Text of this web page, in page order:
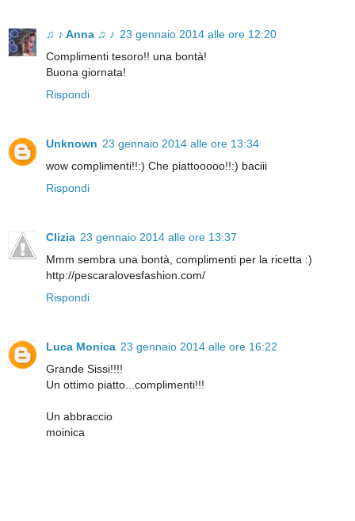
♫ ♪ Anna ♫ ♪ 23 gennaio 2014 alle ore 12:20
Complimenti tesoro!! una bontà!
Buona giornata!
Rispondi
Unknown 23 gennaio 2014 alle ore 13:34
wow complimenti!!:) Che piattooooo!!:) baciii
Rispondi
Clizia 23 gennaio 2014 alle ore 13:37
Mmm sembra una bontà, complimenti per la ricetta :)
http://pescaralovesfashion.com/
Rispondi
Luca Monica 23 gennaio 2014 alle ore 16:22
Grande Sissi!!!!
Un ottimo piatto...complimenti!!!
Un abbraccio
moinica